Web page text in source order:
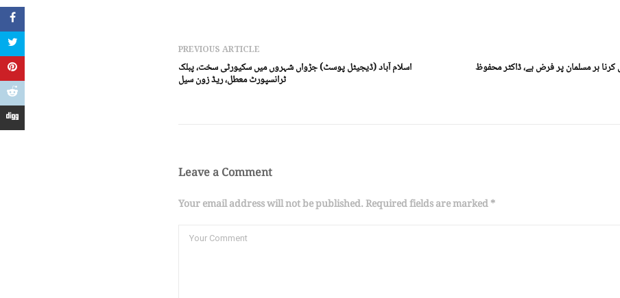
PREVIOUS ARTICLE
اسلام آباد (ڈیجیٹل پوسٹ) جڑواں شہروں میں سکیورٹی سخت، پبلک
ٹرانسپورٹ معطل، ریڈ زون سیل
ہر مسلمان پر فرض ہے، ڈاکٹر محفوظ
Leave a Comment
Your email address will not be published. Required fields are marked *